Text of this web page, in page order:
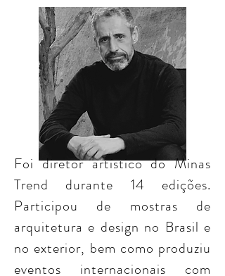
Foi diretor artístico do Minas
Trend durante 14 edições.
Participou de mostras de
arquitetura e design no Brasil e
no exterior, bem como produziu
eventos internacionais com